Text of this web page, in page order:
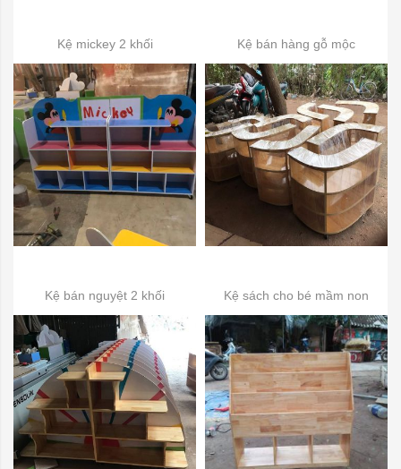
Kệ mickey 2 khối Kệ bán hàng gỗ mộc
Kệ bán nguyệt 2 khối Kệ sách cho bé mầm non